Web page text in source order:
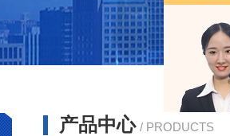
产品中心 / PRODUCTS